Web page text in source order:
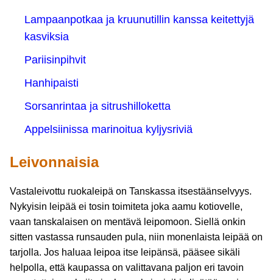
Lampaanpotkaa ja kruunutillin kanssa keitettyjä
kasviksia
Pariisinpihvit
Hanhipaisti
Sorsanrintaa ja sitrushilloketta
Appelsiinissa marinoitua kyljysriviä
Leivonnaisia
Vastaleivottu ruokaleipä on Tanskassa itsestäänselvyys.
Nykyisin leipää ei tosin toimiteta joka aamu kotiovelle,
vaan tanskalaisen on mentävä leipomoon. Siellä onkin
sitten vastassa runsauden pula, niin monenlaista leipää on
tarjolla. Jos haluaa leipoa itse leipänsä, pääsee sikäli
helpolla, että kaupassa on valittavana paljon eri tavoin